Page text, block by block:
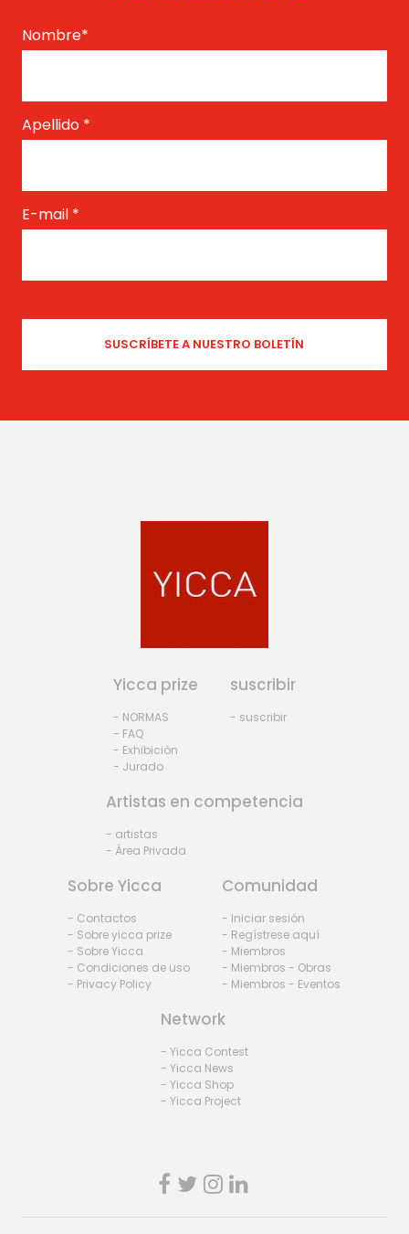
Nombre*
Apellido *
E-mail *
Yicca prize
- NORMAS
- FAQ
- Exhibiciòn
- Jurado
suscribir
- suscribir
Artistas en competencia
- artistas
- Área Privada
Sobre Yicca
- Contactos
- Sobre yicca prize
- Sobre Yicca
- Condiciones de uso
- Privacy Policy
Comunidad
- Iniciar sesión
- Regístrese aquí
- Miembros
- Miembros - Obras
- Miembros - Eventos
Network
- Yicca Contest
- Yicca News
- Yicca Shop
- Yicca Project